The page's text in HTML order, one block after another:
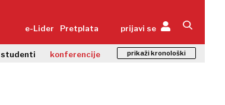
e-Lider Pretplata prijavi se
studenti konferencije prikaži kronološki